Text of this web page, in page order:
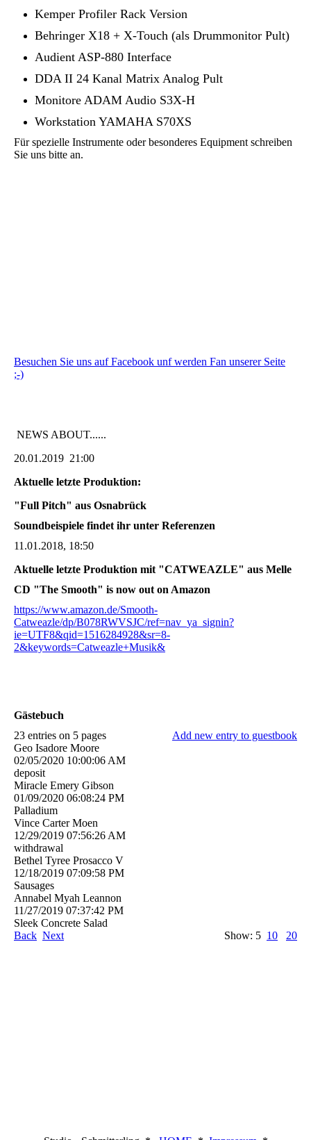
Kemper Profiler Rack Version
Behringer X18 + X-Touch (als Drummonitor Pult)
Audient ASP-880 Interface
DDA II 24 Kanal Matrix Analog Pult
Monitore ADAM Audio S3X-H
Workstation YAMAHA S70XS
Für spezielle Instrumente oder besonderes Equipment schreiben
Sie uns bitte an.
Besuchen Sie uns auf Facebook unf werden Fan unserer Seite
;-)
NEWS ABOUT......
20.01.2019 21:00
Aktuelle letzte Produktion:
"Full Pitch" aus Osnabrück
Soundbeispiele findet ihr unter Referenzen
11.01.2018, 18:50
Aktuelle letzte Produktion mit "CATWEAZLE" aus Melle
CD "The Smooth" is now out on Amazon
https://www.amazon.de/Smooth-
Catweazle/dp/B078RWVSJC/ref=nav_ya_signin?
ie=UTF8&qid=1516284928&sr=8-
2&keywords=Catweazle+Musik&
Gästebuch
23 entries on 5 pages
Add new entry to guestbook
Geo Isadore Moore
02/05/2020 10:00:06 AM
deposit
Miracle Emery Gibson
01/09/2020 06:08:24 PM
Palladium
Vince Carter Moen
12/29/2019 07:56:26 AM
withdrawal
Bethel Tyree Prosacco V
12/18/2019 07:09:58 PM
Sausages
Annabel Myah Leannon
11/27/2019 07:37:42 PM
Sleek Concrete Salad
Back Next Show: 5 10 20